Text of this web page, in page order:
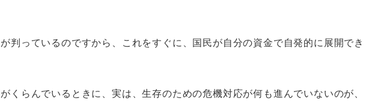
判っているのですから、これをすぐに、国民が自分の資金で自発的に展開でき
くらんでいるときに、実は、生存のための危機対応が何も進んでいないのが、